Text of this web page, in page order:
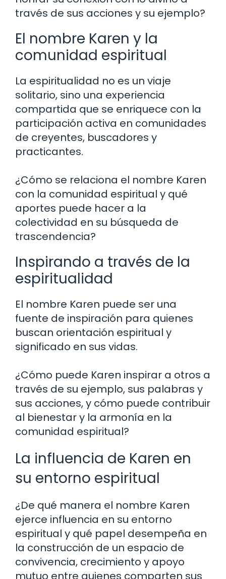
través de sus acciones y su ejemplo?
El nombre Karen y la
comunidad espiritual
La espiritualidad no es un viaje
solitario, sino una experiencia
compartida que se enriquece con la
participación activa en comunidades
de creyentes, buscadores y
practicantes.
¿Cómo se relaciona el nombre Karen
con la comunidad espiritual y qué
aportes puede hacer a la
colectividad en su búsqueda de
trascendencia?
Inspirando a través de la
espiritualidad
El nombre Karen puede ser una
fuente de inspiración para quienes
buscan orientación espiritual y
significado en sus vidas.
¿Cómo puede Karen inspirar a otros a
través de su ejemplo, sus palabras y
sus acciones, y cómo puede contribuir
al bienestar y la armonía en la
comunidad espiritual?
La influencia de Karen en
su entorno espiritual
¿De qué manera el nombre Karen
ejerce influencia en su entorno
espiritual y qué papel desempeña en
la construcción de un espacio de
convivencia, crecimiento y apoyo
mutuo entre quienes comparten sus